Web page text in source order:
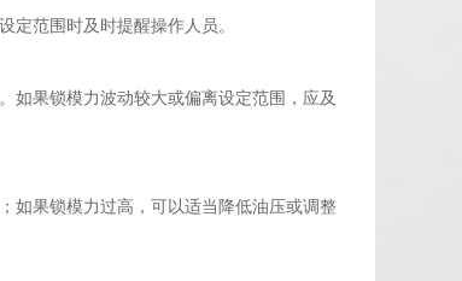
定范围时及时提醒操作人员。
如果锁模力波动较大或偏离设定范围，应及
如果锁模力过高，可以适当降低油压或调整